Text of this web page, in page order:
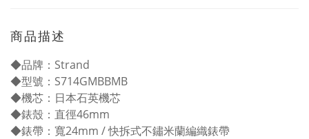
商品描述
◆品牌：Strand
◆型號：S714GMBBMB
◆機芯：日本石英機芯
◆錶殼：直徑46mm
◆錶帶：寬24mm / 快拆式不鏽米蘭編織錶帶